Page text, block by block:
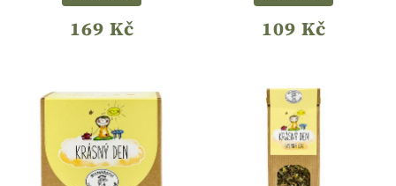
169 Kč 109 Kč